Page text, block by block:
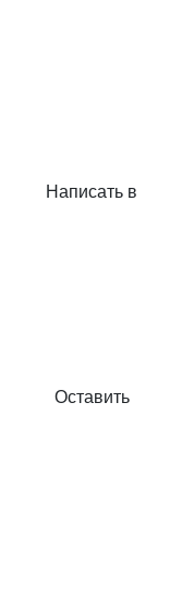
Написать в
Оставить